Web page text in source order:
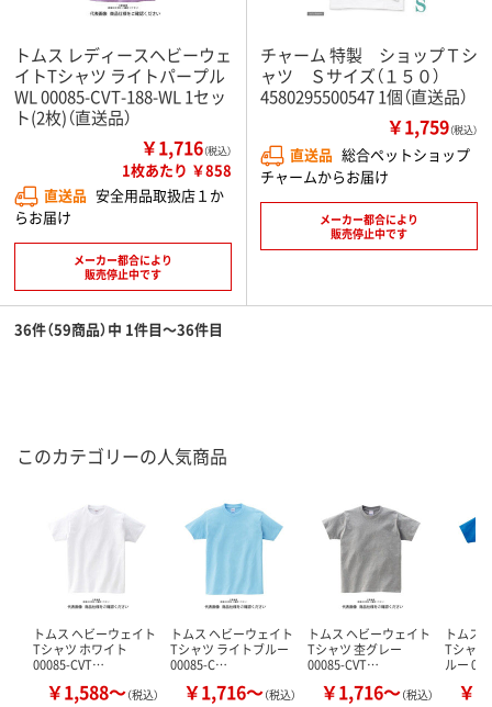
トムス レディースヘビーウェ
イトTシャツ ライトパープル
WL 00085-CVT-188-WL 1セッ
ト(2枚)（直送品）
￥1,716（税込）
1枚あたり ￥858
直送品 安全用品取扱店１か
らお届け
メーカー都合により
販売停止中です
チャーム 特製 ショップＴシ
ャツ Ｓサイズ（１５０）
4580295500547 1個（直送品）
￥1,759（税込）
直送品 総合ペットショップ
チャームからお届け
メーカー都合により
販売停止中です
36件（59商品）中 1件目～36件目
このカテゴリーの人気商品
トムス ヘビーウェイト
Tシャツ ホワイト
00085-CVT…
￥1,588～（税込）
トムス ヘビーウェイト
Tシャツ ライトブルー
00085-C…
￥1,716～（税込）
トムス ヘビーウェイト
Tシャツ 杢グレー
00085-CVT…
￥1,716～（税込）
トムス
Tシャツ
ルー
￥